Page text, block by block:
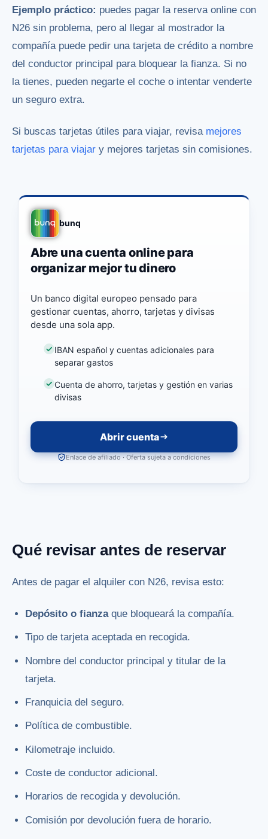
Ejemplo práctico: puedes pagar la reserva online con
N26 sin problema, pero al llegar al mostrador la
compañía puede pedir una tarjeta de crédito a nombre
del conductor principal para bloquear la fianza. Si no
la tienes, pueden negarte el coche o intentar venderte
un seguro extra.
Si buscas tarjetas útiles para viajar, revisa mejores
tarjetas para viajar y mejores tarjetas sin comisiones.
bunq
Abre una cuenta online para
organizar mejor tu dinero
Un banco digital europeo pensado para
gestionar cuentas, ahorro, tarjetas y divisas
desde una sola app.
IBAN español y cuentas adicionales para
separar gastos
Cuenta de ahorro, tarjetas y gestión en varias
divisas
Abrir cuenta
Enlace de afiliado · Oferta sujeta a condiciones
Qué revisar antes de reservar
Antes de pagar el alquiler con N26, revisa esto:
Depósito o fianzaque bloqueará la compañía.
Tipo de tarjeta aceptada en recogida.
Nombre del conductor principal y titular de la
tarjeta.
Franquicia del seguro.
Política de combustible.
Kilometraje incluido.
Coste de conductor adicional.
Horarios de recogida y devolución.
Comisión por devolución fuera de horario.